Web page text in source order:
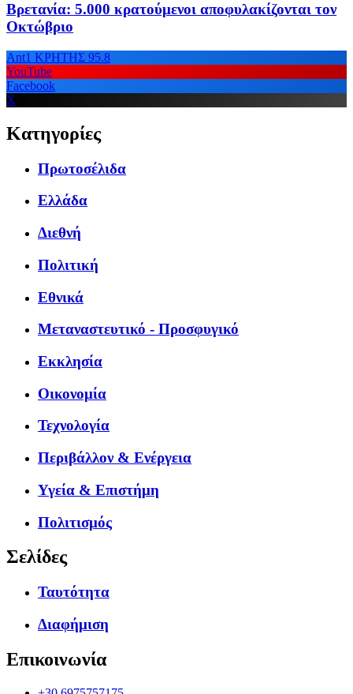
Βρετανία: 5.000 κρατούμενοι αποφυλακίζονται τον
Οκτώβριο
Ant1 ΚΡΗΤΗΣ 95.8
YouTube
Facebook
X
Κατηγορίες
Πρωτοσέλιδα
Ελλάδα
Διεθνή
Πολιτική
Εθνικά
Μεταναστευτικό - Προσφυγικό
Εκκλησία
Οικονομία
Τεχνολογία
Περιβάλλον & Ενέργεια
Υγεία & Επιστήμη
Πολιτισμός
Σελίδες
Ταυτότητα
Διαφήμιση
Επικοινωνία